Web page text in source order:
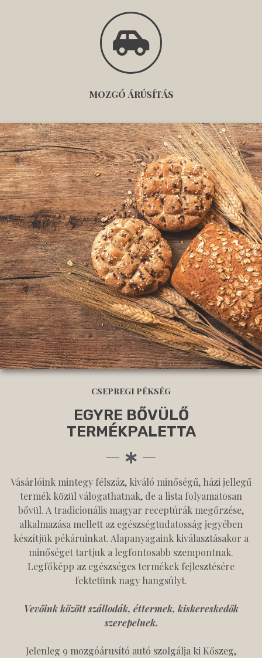
MOZGÓ ÁRÚSÍTÁS
CSEPREGI PÉKSÉG
EGYRE BŐVÜLŐ
TERMÉKPALETTA
Vásárlóink mintegy félszáz, kiváló minőségű, házi jellegű
termék közül válogathatnak, de a lista folyamatosan
bővül. A tradicionális magyar receptúrák megőrzése,
alkalmazása mellett az egészségtudatosság jegyében
készítjük pékáruinkat. Alapanyagaink kiválasztásakor a
minőséget tartjuk a legfontosabb szempontnak.
Legfőképp az egészséges termékek fejlesztésére
fektetünk nagy hangsúlyt.
Vevőink között szállodák, éttermek, kiskereskedők
szerepelnek.
Jelenleg 9 mozgóárusító autó szolgálja ki Kőszeg,